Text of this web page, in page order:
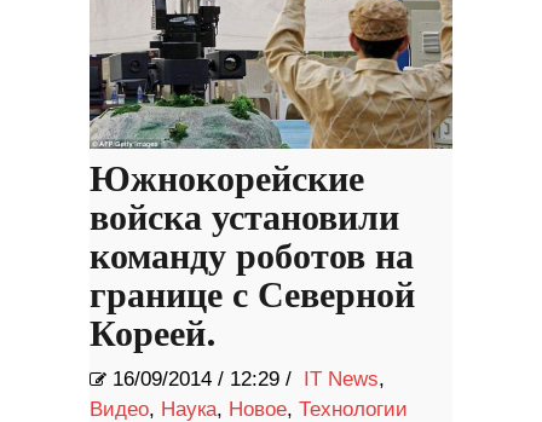
Южнокорейские
войска установили
команду роботов на
границе с Северной
Кореей.
16/09/2014 / 12:29 / IT News,
Видео, Наука, Новое, Технологии